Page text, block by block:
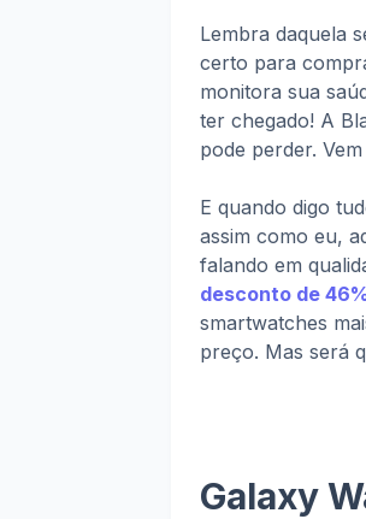
Lembra daquela
certo para
monitora sua
ter chegado! A
pode perder.
E quando digo
assim como eu,
falando em
desconto de
smartwatches
preço. Mas será
Galaxy